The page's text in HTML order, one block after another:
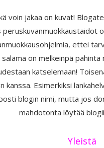
voin jakaa on kuvat!
peruskuvanmuokkaustaidot
ettei
on melkeinpä
katselemaan!
kanssa. Esimerkiksi
blogin nimi, mutta jos
mahdotonta löytää
Yleistä